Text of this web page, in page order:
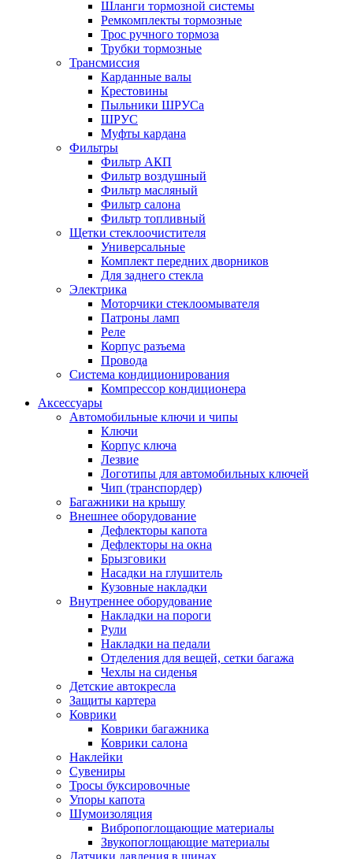
Шланги тормозной системы
Ремкомплекты тормозные
Трос ручного тормоза
Трубки тормозные
Трансмиссия
Карданные валы
Крестовины
Пыльники ШРУСа
ШРУС
Муфты кардана
Фильтры
Фильтр АКП
Фильтр воздушный
Фильтр масляный
Фильтр салона
Фильтр топливный
Щетки стеклоочистителя
Универсальные
Комплект передних дворников
Для заднего стекла
Электрика
Моторчики стеклоомывателя
Патроны ламп
Реле
Корпус разъема
Провода
Система кондиционирования
Компрессор кондиционера
Аксессуары
Автомобильные ключи и чипы
Ключи
Корпус ключа
Лезвие
Логотипы для автомобильных ключей
Чип (транспордер)
Багажники на крышу
Внешнее оборудование
Дефлекторы капота
Дефлекторы на окна
Брызговики
Насадки на глушитель
Кузовные накладки
Внутреннее оборудование
Накладки на пороги
Рули
Накладки на педали
Отделения для вещей, сетки багажа
Чехлы на сиденья
Детские автокресла
Защиты картера
Коврики
Коврики багажника
Коврики салона
Наклейки
Сувениры
Тросы буксировочные
Упоры капота
Шумоизоляция
Вибропоглощающие материалы
Звукопоглощающие материалы
Датчики давления в шинах